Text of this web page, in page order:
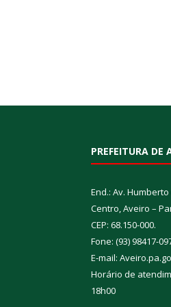
PREFEITURA DE
End.: Av.
Centro, Aveiro –
CEP: 68.150-000.
Fone: (93) 98417-
E-mail:
Horário de
18h00